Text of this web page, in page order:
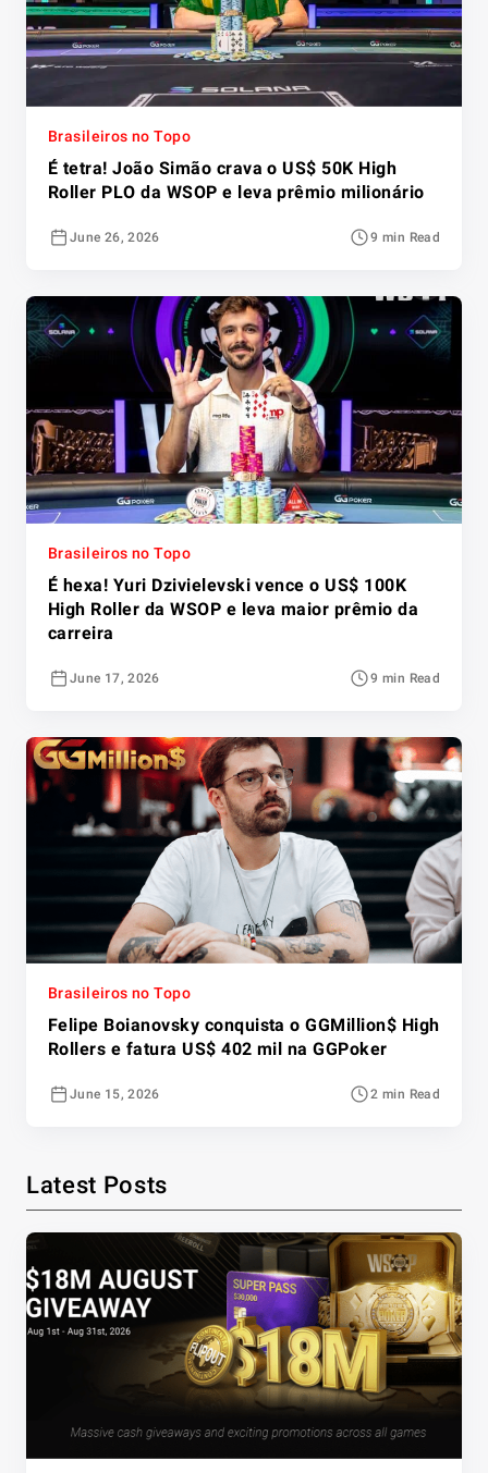
Brasileiros no Topo
É tetra! João Simão crava o US$ 50K High
Roller PLO da WSOP e leva prêmio milionário
June 26, 2026 9 min Read
Brasileiros no Topo
É hexa! Yuri Dzivielevski vence o US$ 100K
High Roller da WSOP e leva maior prêmio da
carreira
June 17, 2026 9 min Read
Brasileiros no Topo
Felipe Boianovsky conquista o GGMillion$ High
Rollers e fatura US$ 402 mil na GGPoker
June 15, 2026 2 min Read
Latest Posts